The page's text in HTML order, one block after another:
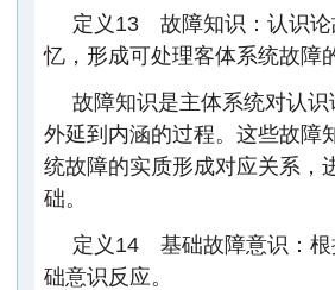
定义13 故障知识：认识论
忆，形成可处理客体系统故障
故障知识是主体系统对认
外延到内涵的过程。这些故障
统故障的实质形成对应关系，
础。
定义14 基础故障意识：根
础意识反应。